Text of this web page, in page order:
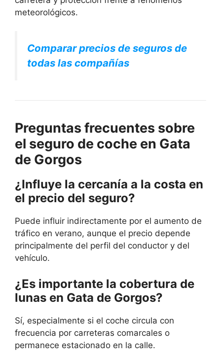
meteorológicos.
Comparar precios de seguros de
todas las compañías
Preguntas frecuentes sobre
el seguro de coche en Gata
de Gorgos
¿Influye la cercanía a la costa en
el precio del seguro?
Puede influir indirectamente por el aumento de
tráfico en verano, aunque el precio depende
principalmente del perfil del conductor y del
vehículo.
¿Es importante la cobertura de
lunas en Gata de Gorgos?
Sí, especialmente si el coche circula con
frecuencia por carreteras comarcales o
permanece estacionado en la calle.